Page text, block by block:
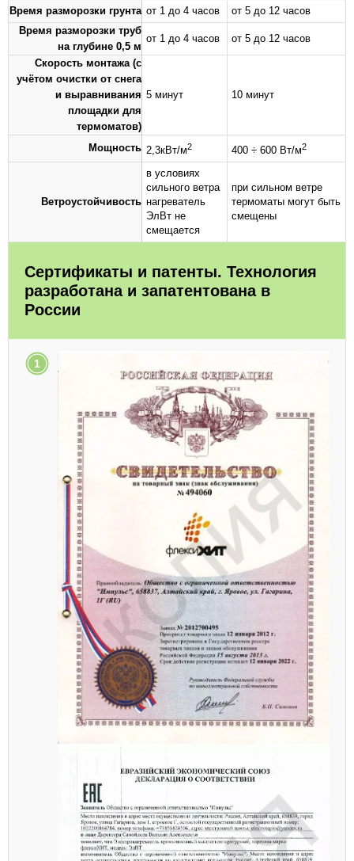
Время разморозки грунта от 1 до 4 часов
от 5 до 12 часов
Время разморозки труб
на глубине 0,5 м
от 1 до 4 часов от 5 до 12 часов
Скорость монтажа (с
учётом очистки от снега
и выравнивания
площадки для
термоматов)
5 минут 10 минут
Мощность 2,3кВт/м2 400 ÷ 600 Вт/м2
Ветроустойчивость
в условиях
сильного ветра
нагреватель
ЭлВт не
смещается
при сильном ветре
термоматы могут быть
смещены
Сертификаты и патенты. Технология
разработана и запатентована в
России